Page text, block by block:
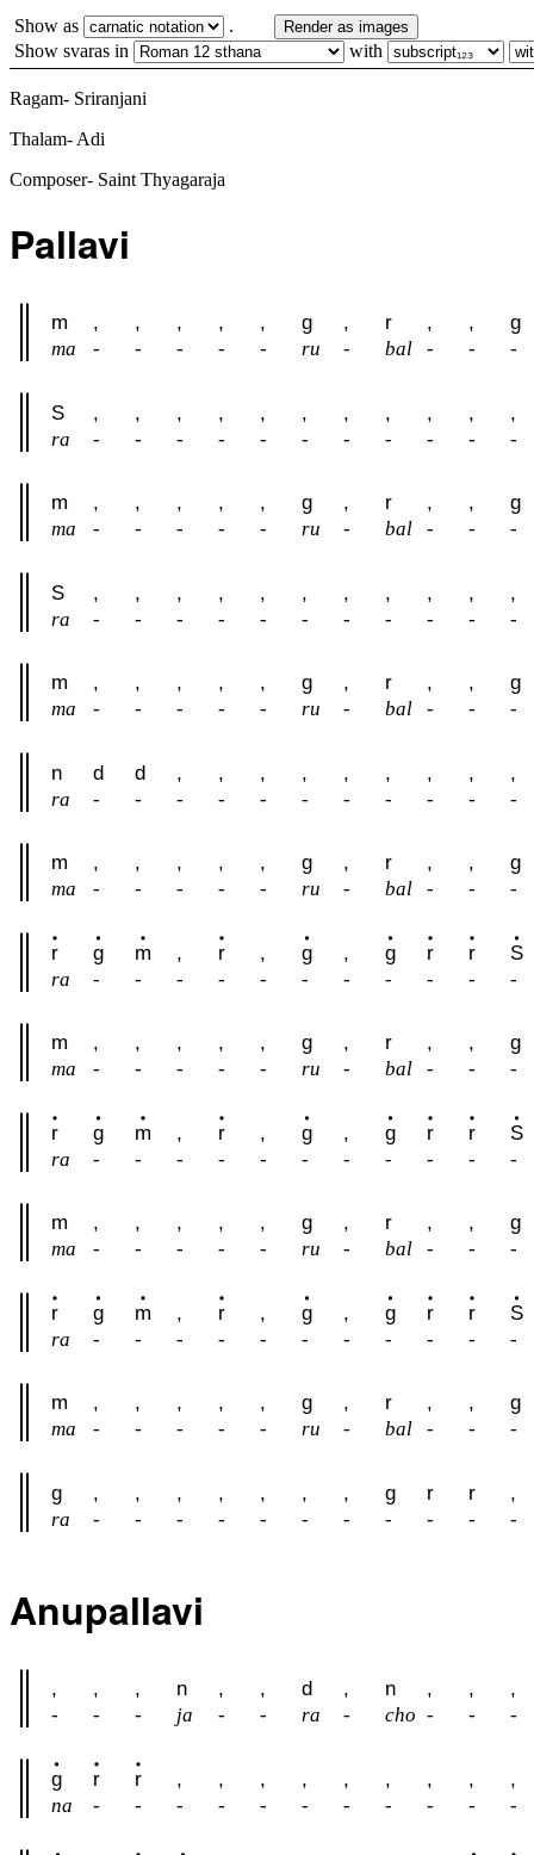
Show as . Render as images
Show svaras in with
Ragam- Sriranjani
Thalam- Adi
Composer- Saint Thyagaraja
Pallavi
m , , , , , g , r , , g
ma - - - - - ru - bal - - -
S , , , , , , , , , , ,
ra - - - - - - - - - - -
m , , , , , g , r , , g
ma - - - - - ru - bal - - -
S , , , , , , , , , , ,
ra - - - - - - - - - - -
m , , , , , g , r , , g
ma - - - - - ru - bal - - -
n d d , , , , , , , , ,
ra - - - - - - - - - - -
m , , , , , g , r , , g
ma - - - - - ru - bal - - -
r g m , r , g , g r r S
ra - - - - - - - - - - -
m , , , , , g , r , , g
ma - - - - - ru - bal - - -
r g m , r , g , g r r S
ra - - - - - - - - - - -
m , , , , , g , r , , g
ma - - - - - ru - bal - - -
r g m , r , g , g r r S
ra - - - - - - - - - - -
m , , , , , g , r , , g
ma - - - - - ru - bal - - -
g , , , , , , , g r r ,
ra - - - - - - - - - - -
Anupallavi
, , , n , , d , n , , ,
- - - ja - - ra - cho - - -
g r r , , , , , , , , ,
na - - - - - - - - - - -